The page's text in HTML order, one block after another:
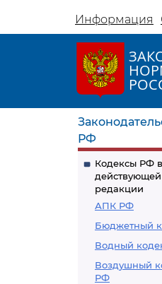
Информация
РФ
Кодексы РФ в
действующей
редакции
АПК РФ
Бюджетный
Водный
Воздушный
РФ